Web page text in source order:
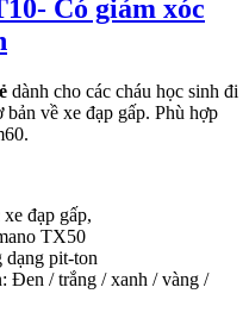
Có giảm xóc
dành cho các cháu học sinh đi
về xe đạp gấp. Phù hợp
đạp gấp,
TX50
dạng pit-ton
Đen / trắng / xanh / vàng /